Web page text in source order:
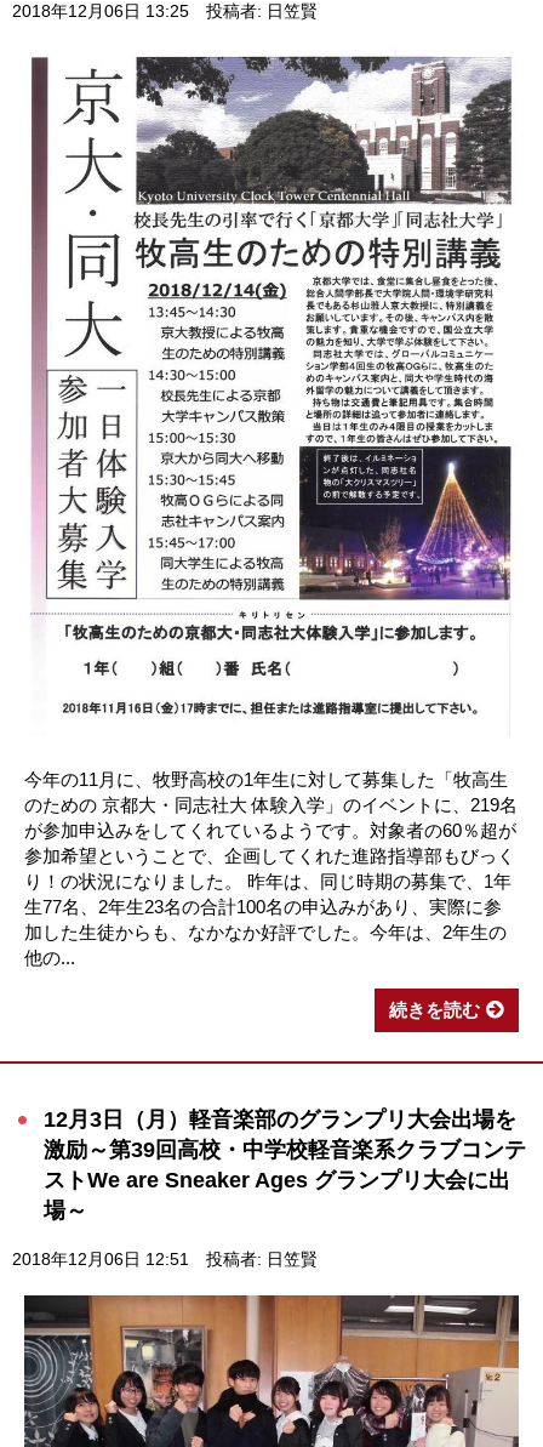
2018年12月06日 13:25 投稿者: 日笠賢
今年の11月に、牧野高校の1年生に対して募集した「牧高生
のための 京都大・同志社大 体験入学」のイベントに、219名
が参加申込みをしてくれているようです。対象者の60％超が
参加希望ということで、企画してくれた進路指導部もびっく
り！の状況になりました。 昨年は、同じ時期の募集で、1年
生77名、2年生23名の合計100名の申込みがあり、実際に参
加した生徒からも、なかなか好評でした。今年は、2年生の
他の...
続きを読む
12月3日（月）軽音楽部のグランプリ大会出場を
激励～第39回高校・中学校軽音楽系クラブコンテ
ストWe are Sneaker Ages グランプリ大会に出
場～
2018年12月06日 12:51 投稿者: 日笠賢